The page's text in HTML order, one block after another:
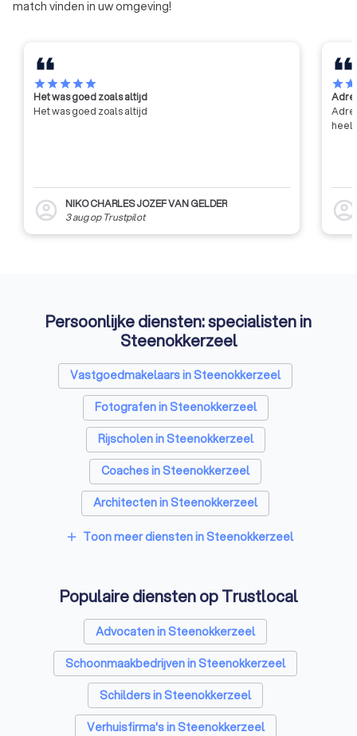
match vinden in uw omgeving!
starstarstarstarstar
Het was goed zoals altijd
Het was goed zoals altijd
account_circle
NIKO CHARLES JOZEF VAN GELDER
3 augop Trustpilot
starstar
heel
account_circle
Persoonlijke diensten: specialisten in
Steenokkerzeel
Vastgoedmakelaars in Steenokkerzeel
Fotografen in Steenokkerzeel
Rijscholen in Steenokkerzeel
Coaches in Steenokkerzeel
Architecten in Steenokkerzeel
Psychologen in Steenokkerzeel
Reisbureaus in Steenokkerzeel
Personal trainers in Steenokkerzeel
add Toon meer diensten in Steenokkerzeel
Populaire diensten op Trustlocal
Advocaten in Steenokkerzeel
Schoonmaakbedrijven in Steenokkerzeel
Schilders in Steenokkerzeel
Verhuisfirma's in Steenokkerzeel